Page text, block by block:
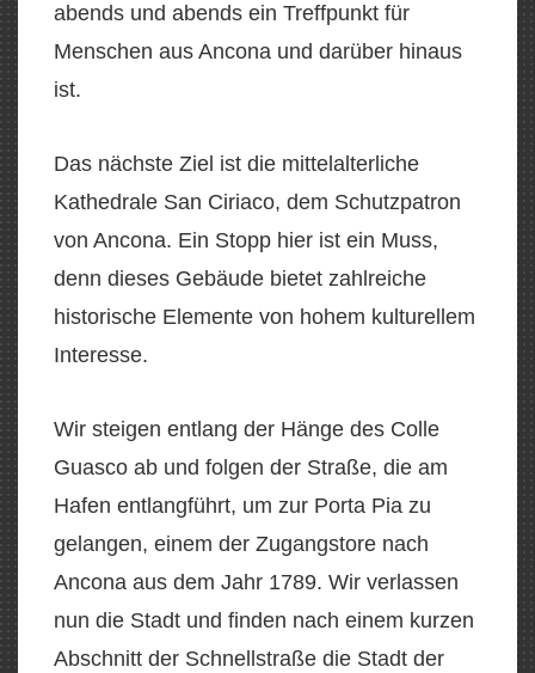
abends und abends ein Treffpunkt für
Menschen aus Ancona und darüber hinaus
ist.
Das nächste Ziel ist die mittelalterliche
Kathedrale San Ciriaco, dem Schutzpatron
von Ancona. Ein Stopp hier ist ein Muss,
denn dieses Gebäude bietet zahlreiche
historische Elemente von hohem kulturellem
Interesse.
Wir steigen entlang der Hänge des Colle
Guasco ab und folgen der Straße, die am
Hafen entlangführt, um zur Porta Pia zu
gelangen, einem der Zugangstore nach
Ancona aus dem Jahr 1789. Wir verlassen
nun die Stadt und finden nach einem kurzen
Abschnitt der Schnellstraße die Stadt der